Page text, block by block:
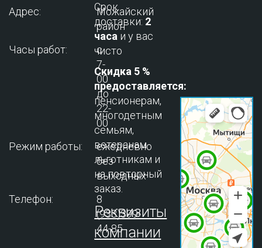
Адрес:
Можайский
район
Часы работ:
с
7-
00
до
22-
00
Режим работы:
ежедневно
без
выходных
Телефон:
8
(933)399-
44-85
Срок
доставки: 2
часа и у вас
чисто
Скидка 5 %
предоставляется:
пенсионерам,
многодетным
семьям,
ветеранам
льготникам и
на повторный
заказ.
Реквизиты
компании